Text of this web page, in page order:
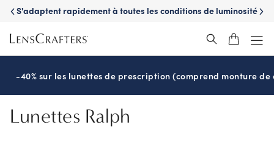
Skip
main
content
S'adaptent rapidement à toutes les conditions de luminosité
-40% sur les lunettes de prescription (comprend monture de
Lunettes Ralph